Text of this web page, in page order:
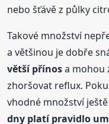
nebo šťávě z půlky
Takové množství
a většinou je dobře
větší přínosa mohou
zhoršovat reflux.
vhodné množství
dny platí pravidlo